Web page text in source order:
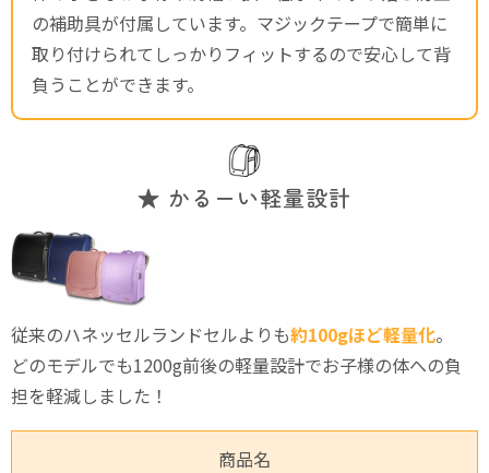
の補助具が付属しています。マジックテープで簡単に
取り付けられてしっかりフィットするので安心して背
負うことができます。
★ かるーい軽量設計
従来のハネッセルランドセルよりも約100gほど軽量化。
どのモデルでも1200g前後の軽量設計でお子様の体への負
担を軽減しました！
商品名